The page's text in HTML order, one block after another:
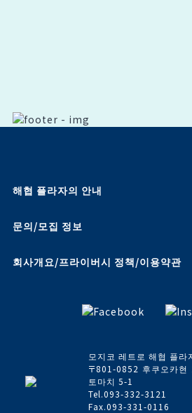
해협 플라자의 안내
문의/모집 정보
회사개요/프라이버시 정책/이용약관
모지코 레트로 해협 플라
〒801-0852 후쿠오카현
토마치 5-1
Tel.093-332-3121
Fax.093-331-0116